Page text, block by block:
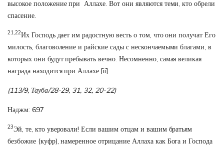
высокое положение при Аллахе. Вот они являются теми, кто обрели
спасение.
21,22Их Господь дает им радостную весть о том, что они получат Его
милость, благоволение и райские сады с нескончаемыми благами, в
которых они будут пребывать вечно. Несомненно, самая великая
награда находится при Аллахе.[ii]
(113/9, Тауба/28-29, 31, 32, 20-22)
Наджм: 697
23Эй, те, кто уверовали! Если вашим отцам и вашим братьям
безбожие (куфр), намеренное отрицание Аллаха как Бога и Господа